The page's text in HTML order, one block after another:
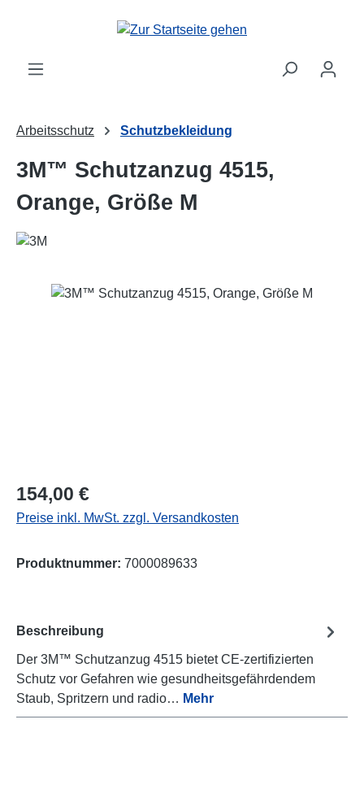
Zum Hauptinhalt springen
Arbeitsschutz Schutzbekleidung
3M™ Schutzanzug 4515,
Orange, Größe M
Bildergalerie überspringen
Regulärer Preis:
154,00 €
Preise inkl. MwSt. zzgl. Versandkosten
Produktnummer: 7000089633
Beschreibung
Der 3M™ Schutzanzug 4515 bietet CE-zertifizierten
Schutz vor Gefahren wie gesundheitsgefährdendem
Staub, Spritzern und radio… Mehr